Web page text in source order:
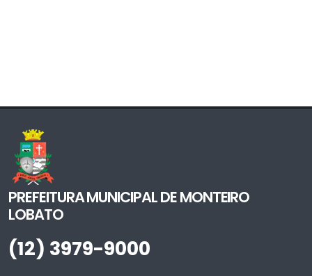
PREFEITURA MUNICIPAL DE MONTEIRO
LOBATO
(12) 3979-9000